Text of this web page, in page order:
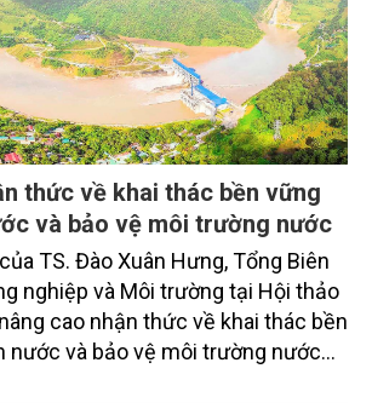
thức về khai thác bền vững
và bảo vệ môi trường nước
TS. Đào Xuân Hưng, Tổng Biên
nghiệp và Môi trường tại Hội thảo
cao nhận thức về khai thác bền
nước và bảo vệ môi trường nước